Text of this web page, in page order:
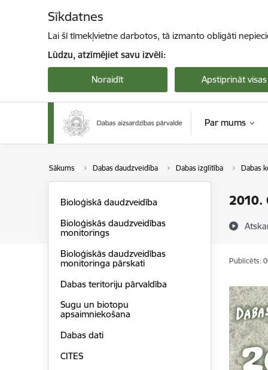
Sīkdatnes
Lai šī tīmekļvietne darbotos, tā izmanto obligāti
Lūdzu, atzīmējiet savu izvēli:
Noraidīt Apstiprināt visas
Par mums
Sākums Dabas daudzveidība Dabas izglītība Dabas
2010.
Bioloģiskā daudzveidība
Bioloģiskās daudzveidības
monitorings
Bioloģiskās daudzveidības
monitoringa pārskati
Dabas teritoriju pārvaldība
Sugu un biotopu
apsaimniekošana
Dabas dati
CITES
Publicēts: